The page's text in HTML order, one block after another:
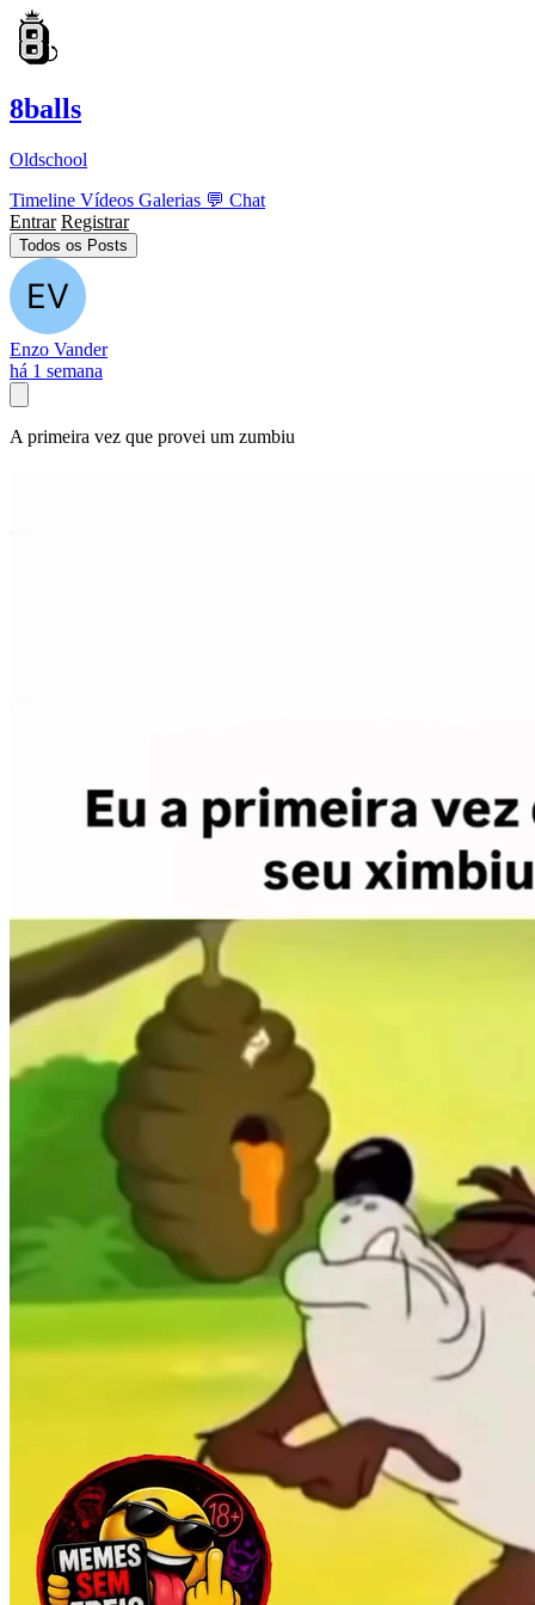
8balls
Oldschool
Timeline Vídeos Galerias 💬 Chat
Entrar Registrar
Todos os Posts
Enzo Vander
há 1 semana
A primeira vez que provei um zumbiu